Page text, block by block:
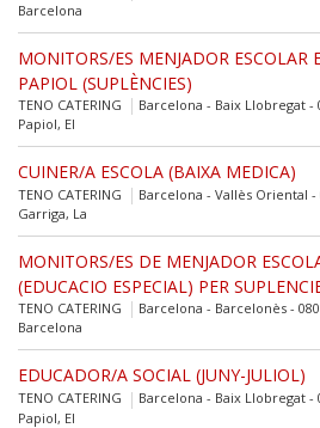
Barcelona
MONITORS/ES MENJADOR ESCOLAR
PAPIOL (SUPLÈNCIES)
TENO CATERING
Barcelona - Baix Llobregat -
Papiol, El
CUINER/A ESCOLA (BAIXA MEDICA)
TENO CATERING
Barcelona - Vallès Oriental -
Garriga, La
MONITORS/ES DE MENJADOR
(EDUCACIO ESPECIAL) PER
TENO CATERING
Barcelona - Barcelonès -
Barcelona
EDUCADOR/A SOCIAL (JUNY-JULIOL)
TENO CATERING
Barcelona - Baix Llobregat -
Papiol, El